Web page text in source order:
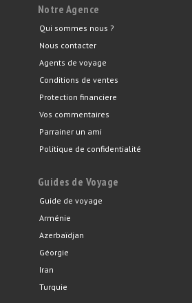
Notre Agence
Qui sommes nous ?
Nous contacter
Agents de voyage
Conditions de ventes
Protection financiere
Vos commentaires
Parrainer un ami
Politique de confidentialité
Guides de Voyage
Guide de voyage
Arménie
Azerbaïdjan
Géorgie
Iran
Turquie